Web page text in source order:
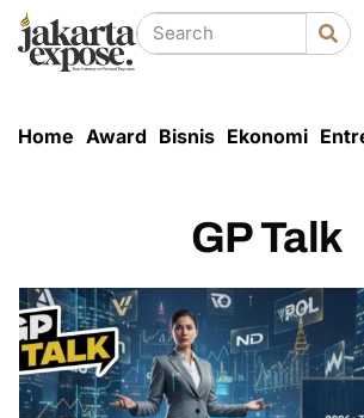
Home Award Bisnis Ekonomi
GP Talk